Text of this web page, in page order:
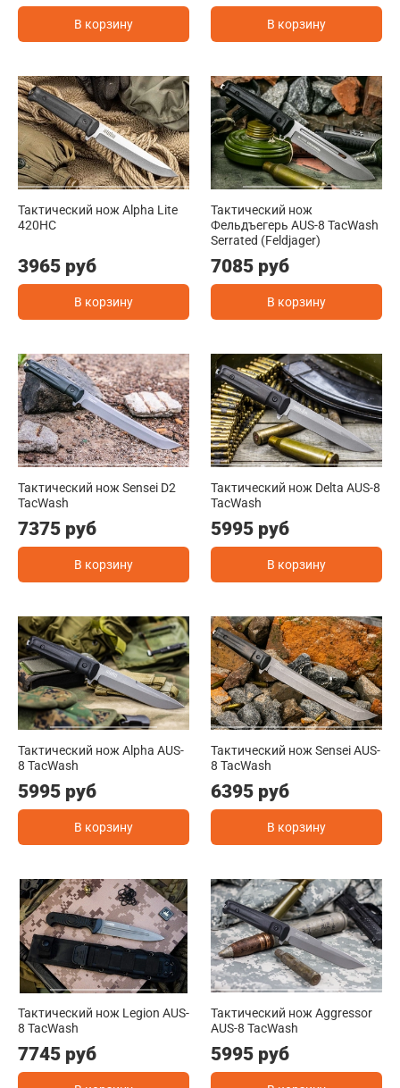
В корзину В корзину
Тактический нож Alpha Lite
420HC
3965 руб
В корзину
Тактический нож
Фельдъегерь AUS-8 TacWash
Serrated (Feldjager)
7085 руб
В корзину
Тактический нож Sensei D2
TacWash
7375 руб
В корзину
Тактический нож Delta AUS-8
TacWash
5995 руб
В корзину
Тактический нож Alpha AUS-
8 TacWash
5995 руб
В корзину
Тактический нож Sensei AUS-
8 TacWash
6395 руб
В корзину
Тактический нож Legion AUS-
8 TacWash
7745 руб
Тактический нож Aggressor
AUS-8 TacWash
5995 руб